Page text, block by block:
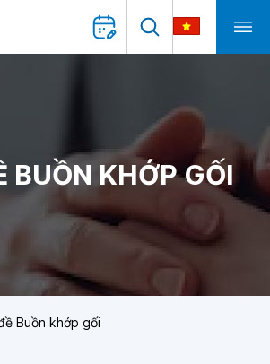
BUỒN KHỚP GỐI
Buồn khớp gối